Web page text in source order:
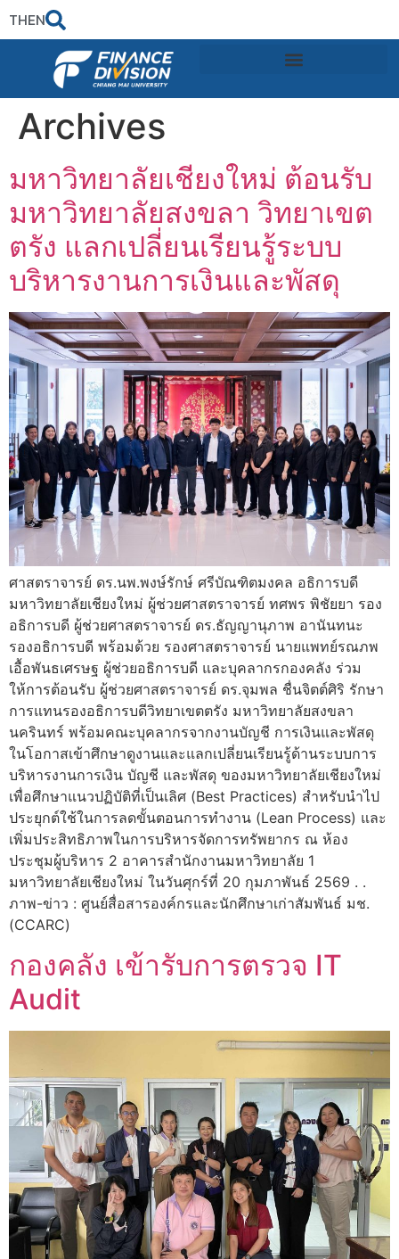
THEN
Archives
มหาวิทยาลัยเชียงใหม่ ต้อนรับ
มหาวิทยาลัยสงขลา วิทยาเขต
ตรัง แลกเปลี่ยนเรียนรู้ระบบ
บริหารงานการเงินและพัสดุ
ศาสตราจารย์ ดร.นพ.พงษ์รักษ์ ศรีบัณฑิตมงคล อธิการบดี
มหาวิทยาลัยเชียงใหม่ ผู้ช่วยศาสตราจารย์ ทศพร พิชัยยา รอง
อธิการบดี ผู้ช่วยศาสตราจารย์ ดร.ธัญญานุภาพ อานันทนะ
รองอธิการบดี พร้อมด้วย รองศาสตราจารย์ นายแพทย์รณภพ
เอื้อพันธเศรษฐ ผู้ช่วยอธิการบดี และบุคลากรกองคลัง ร่วม
ให้การต้อนรับ ผู้ช่วยศาสตราจารย์ ดร.จุมพล ชื่นจิตต์ศิริ รักษา
การแทนรองอธิการบดีวิทยาเขตตรัง มหาวิทยาลัยสงขลา
นครินทร์ พร้อมคณะบุคลากรจากงานบัญชี การเงินและพัสดุ
ในโอกาสเข้าศึกษาดูงานและแลกเปลี่ยนเรียนรู้ด้านระบบการ
บริหารงานการเงิน บัญชี และพัสดุ ของมหาวิทยาลัยเชียงใหม่
เพื่อศึกษาแนวปฏิบัติที่เป็นเลิศ (Best Practices) สำหรับนำไป
ประยุกต์ใช้ในการลดขั้นตอนการทำงาน (Lean Process) และ
เพิ่มประสิทธิภาพในการบริหารจัดการทรัพยากร ณ ห้อง
ประชุมผู้บริหาร 2 อาคารสำนักงานมหาวิทยาลัย 1
มหาวิทยาลัยเชียงใหม่ ในวันศุกร์ที่ 20 กุมภาพันธ์ 2569 . .
ภาพ-ข่าว : ศูนย์สื่อสารองค์กรและนักศึกษาเก่าสัมพันธ์ มช.
(CCARC)
กองคลัง เข้ารับการตรวจ IT
Audit